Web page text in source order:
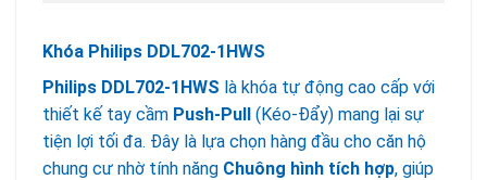
Khóa Philips DDL702-1HWS
Philips DDL702-1HWS là khóa tự động cao cấp với
thiết kế tay cầm Push-Pull (Kéo-Đẩy) mang lại sự
tiện lợi tối đa. Đây là lựa chọn hàng đầu cho căn hộ
chung cư nhờ tính năng Chuông hình tích hợp, giúp